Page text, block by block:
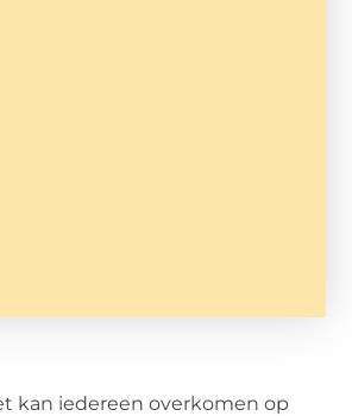
kan iedereen overkomen op